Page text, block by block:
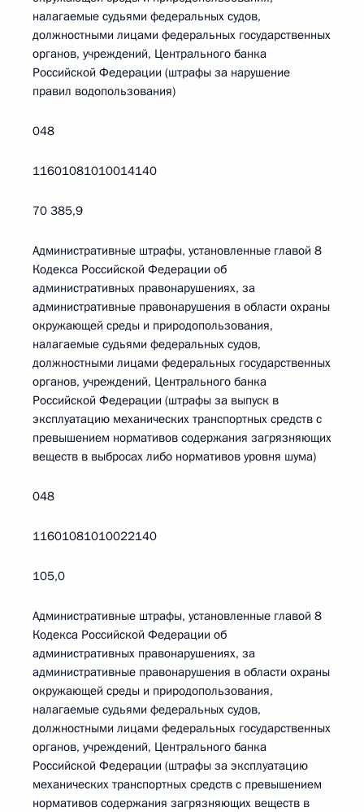
налагаемые судьями федеральных судов,
должностными лицами федеральных государственных
органов, учреждений, Центрального банка
Российской Федерации (штрафы за нарушение
правил водопользования)
048
11601081010014140
70 385,9
Административные штрафы, установленные главой 8
Кодекса Российской Федерации об
административных правонарушениях, за
административные правонарушения в области охраны
окружающей среды и природопользования,
налагаемые судьями федеральных судов,
должностными лицами федеральных государственных
органов, учреждений, Центрального банка
Российской Федерации (штрафы за выпуск в
эксплуатацию механических транспортных средств с
превышением нормативов содержания загрязняющих
веществ в выбросах либо нормативов уровня шума)
048
11601081010022140
105,0
Административные штрафы, установленные главой 8
Кодекса Российской Федерации об
административных правонарушениях, за
административные правонарушения в области охраны
окружающей среды и природопользования,
налагаемые судьями федеральных судов,
должностными лицами федеральных государственных
органов, учреждений, Центрального банка
Российской Федерации (штрафы за эксплуатацию
механических транспортных средств с превышением
нормативов содержания загрязняющих веществ в